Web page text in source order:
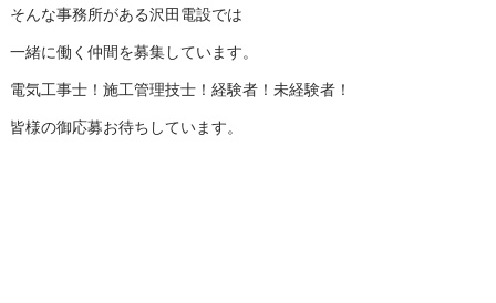
そんな事務所がある沢田電設では
一緒に働く仲間を募集しています。
電気工事士！施工管理技士！経験者！未経験者！
皆様の御応募お待ちしています。